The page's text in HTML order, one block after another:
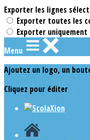
Exporter les lignes
Exporter toutes les
Exporter
Menu
Ajoutez un logo, un
Cliquez pour éditer